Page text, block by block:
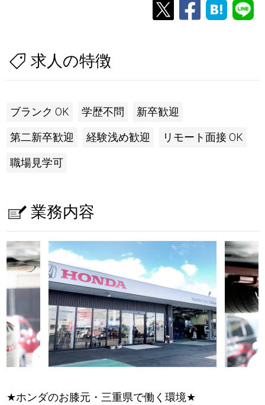
求人の特徴
ブランク OK 学歴不問 新卒歓迎
第二新卒歓迎 経験浅め歓迎 リモート面接 OK
職場見学可
業務内容
★ホンダのお膝元・三重県で働く環境★